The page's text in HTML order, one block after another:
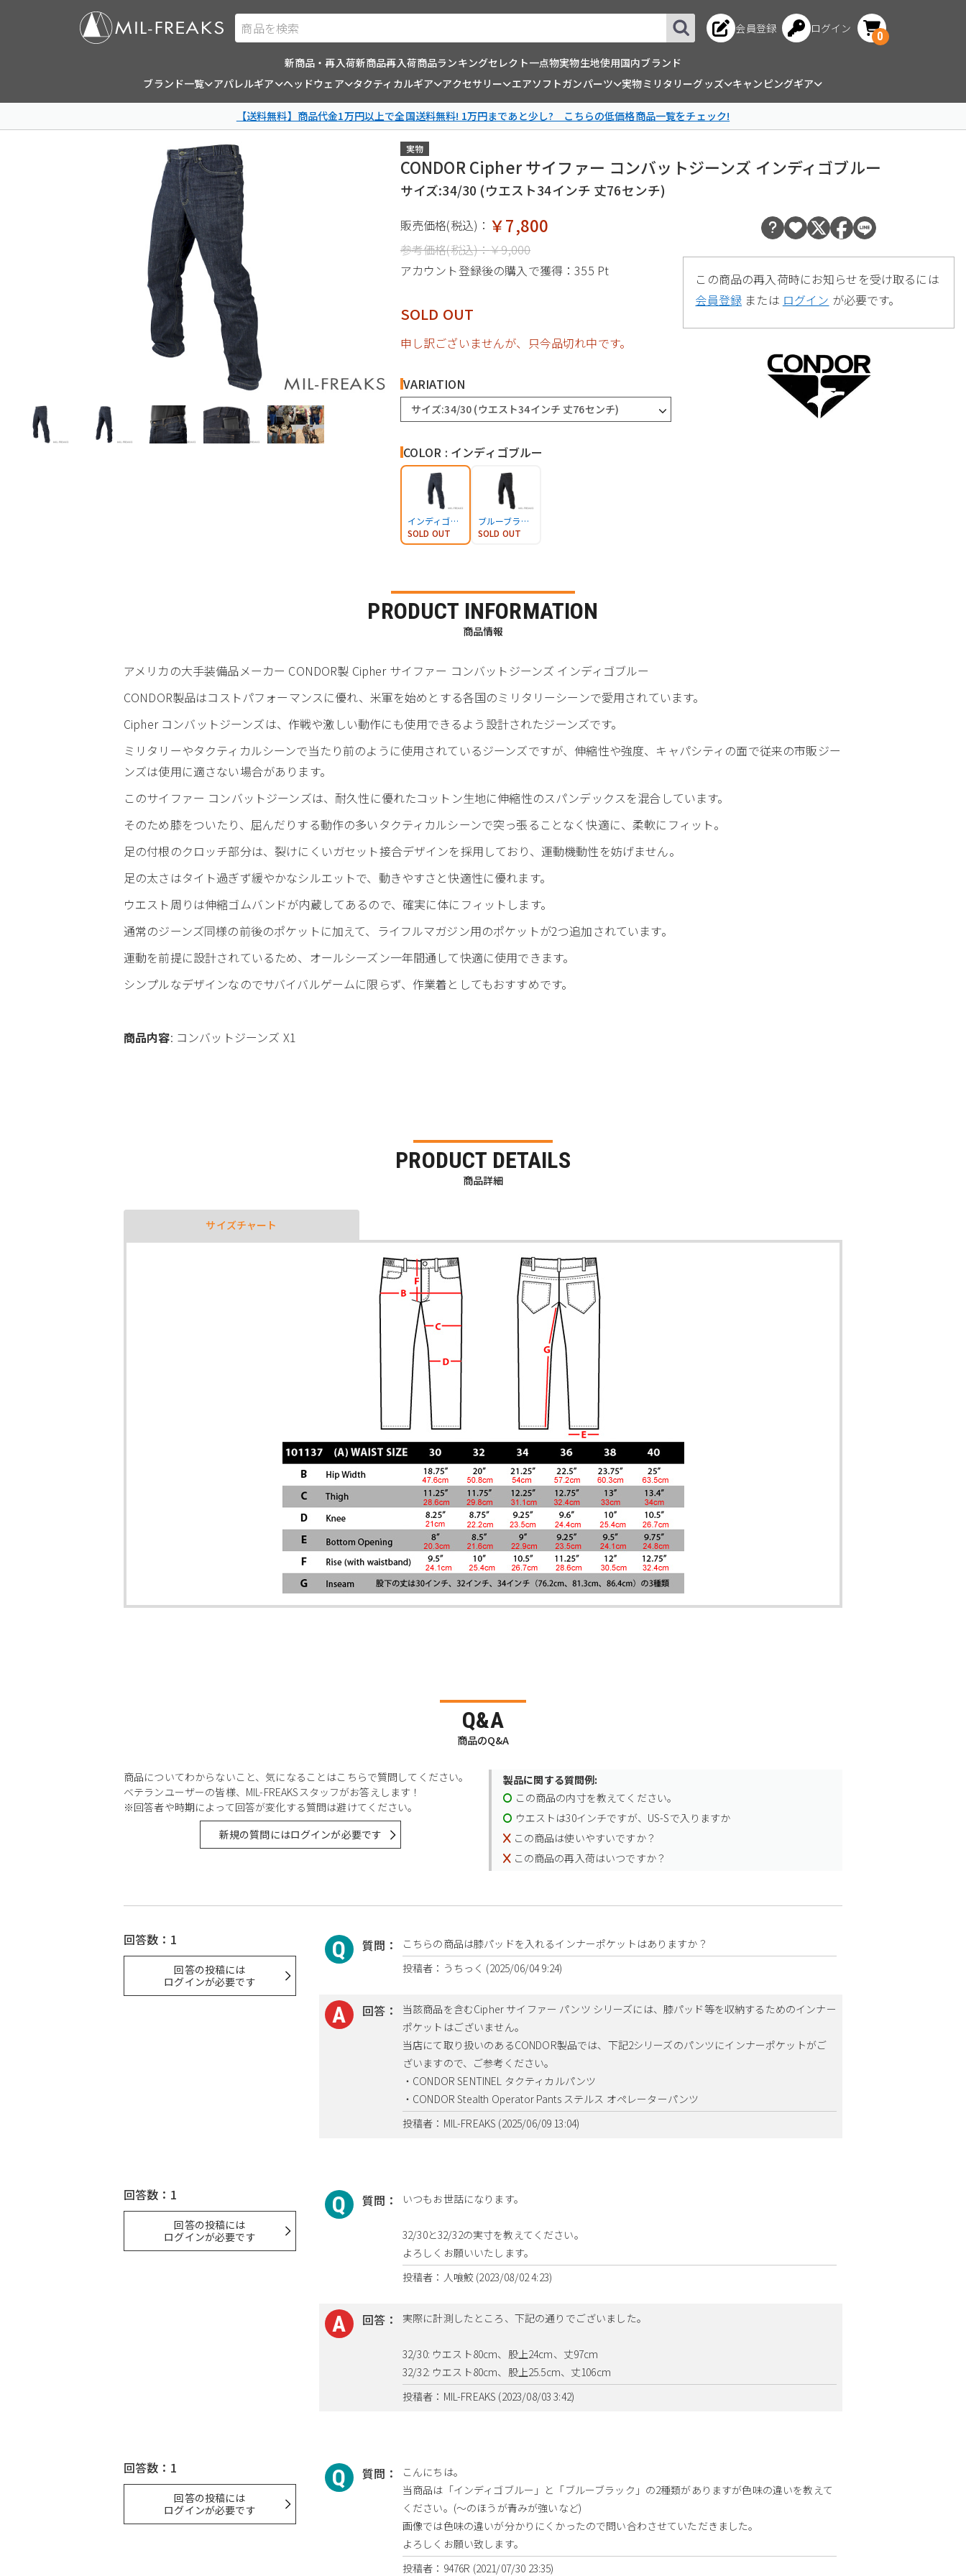
商品を検索 会員登録 ログイン
0
新商品・再入荷新商品再入荷商品ランキングセレクト一点物実物生地使用国内ブランド
ブランド一覧
アパレルギア ヘッドウェア タクティカルギア アクセサリー エアソフトガンパーツ 実物ミリタリーグッズ キャンピングギア
【送料無料】商品代金1万円以上で全国送料無料! 1万円まであと少し? こちらの低価格商品一覧をチェック!
実物
CONDOR Cipher サイファー コンバットジーンズ インディゴブルー
サイズ:34/30 (ウエスト34インチ 丈76センチ)
販売価格(税込)： ￥7,800
参考価格(税込)：￥9,000
アカウント登録後の購入で獲得：355 Pt
SOLD OUT
申し訳ございませんが、只今品切れ中です。
VARIATION
サイズ:34/30 (ウエスト34インチ 丈76センチ)
COLOR : インディゴブルー
インディゴブルー
SOLD OUT
ブルーブラック
SOLD OUT
この商品の再入荷時にお知らせを受け取るには
会員登録 または ログイン が必要です。
PRODUCT INFORMATION
商品情報
アメリカの大手装備品メーカー CONDOR製 Cipher サイファー コンバットジーンズ インディゴブルー
CONDOR製品はコストパフォーマンスに優れ、米軍を始めとする各国のミリタリーシーンで愛用されています。
Cipher コンバットジーンズは、作戦や激しい動作にも使用できるよう設計されたジーンズです。
ミリタリーやタクティカルシーンで当たり前のように使用されているジーンズですが、伸縮性や強度、キャパシティの面で従来の市販ジー
ンズは使用に適さない場合があります。
このサイファー コンバットジーンズは、耐久性に優れたコットン生地に伸縮性のスパンデックスを混合しています。
そのため膝をついたり、屈んだりする動作の多いタクティカルシーンで突っ張ることなく快適に、柔軟にフィット。
足の付根のクロッチ部分は、裂けにくいガセット接合デザインを採用しており、運動機動性を妨げません。
足の太さはタイト過ぎず緩やかなシルエットで、動きやすさと快適性に優れます。
ウエスト周りは伸縮ゴムバンドが内蔵してあるので、確実に体にフィットします。
通常のジーンズ同様の前後のポケットに加えて、ライフルマガジン用のポケットが2つ追加されています。
運動を前提に設計されているため、オールシーズン一年間通して快適に使用できます。
シンプルなデザインなのでサバイバルゲームに限らず、作業着としてもおすすめです。
商品内容: コンバットジーンズ X1
PRODUCT DETAILS
商品詳細
サイズチャート
Q&A
商品のQ&A
商品についてわからないこと、気になることはこちらで質問してください。
ベテランユーザーの皆様、MIL-FREAKSスタッフがお答えします！
※回答者や時期によって回答が変化する質問は避けてください。
新規の質問にはログインが必要です
製品に関する質問例:
この商品の内寸を教えてください。
ウエストは30インチですが、US-Sで入りますか
この商品は使いやすいですか？
この商品の再入荷はいつですか？
回答数：1
回答の投稿には
ログインが必要です
質問：
こちらの商品は膝パッドを入れるインナーポケットはありますか？
投稿者：うちっく (2025/06/04 9:24)
回答：
当該商品を含むCipher サイファー パンツ シリーズには、膝パッド等を収納するためのインナー
ポケットはございません。
当店にて取り扱いのあるCONDOR製品では、下記2シリーズのパンツにインナーポケットがご
ざいますので、ご参考ください。
・CONDOR SENTINEL タクティカルパンツ
・CONDOR Stealth Operator Pants ステルス オペレーターパンツ
投稿者：MIL-FREAKS (2025/06/09 13:04)
回答数：1
回答の投稿には
ログインが必要です
質問： いつもお世話になります。
32/30と32/32の実寸を教えてください。
よろしくお願いいたします。
投稿者：人喰鮫 (2023/08/02 4:23)
回答： 実際に計測したところ、下記の通りでございました。
32/30: ウエスト80cm、股上24cm、丈97cm
32/32: ウエスト80cm、股上25.5cm、丈106cm
投稿者：MIL-FREAKS (2023/08/03 3:42)
回答数：1
回答の投稿には
ログインが必要です
質問：
こんにちは。
当商品は「インディゴブルー」と「ブルーブラック」の2種類がありますが色味の違いを教えて
ください。(～のほうが青みが強いなど)
画像では色味の違いが分かりにくかったので問い合わさせていただきました。
よろしくお願い致します。
投稿者：9476R (2021/07/30 23:35)